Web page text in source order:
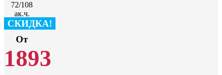
72/108
ак.ч.
СКИДКА!
От
1893